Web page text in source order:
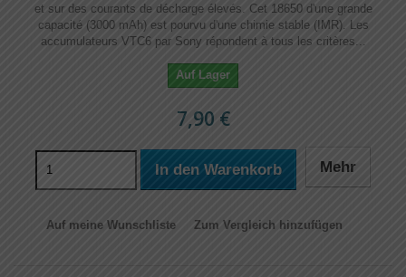
et sur des courants de décharge élevés. Cet 18650 d'une grande
capacité (3000 mAh) est pourvu d'une chimie stable (IMR). Les
accumulateurs VTC6 par Sony répondent à tous les critères...
Auf Lager
7,90 €
In den Warenkorb Mehr
Auf meine Wunschliste Zum Vergleich hinzufügen